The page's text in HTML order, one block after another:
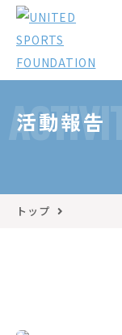
ACTIVITY
活動報告
トップ